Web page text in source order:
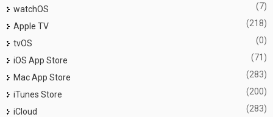
watchOS (7)
Apple TV (218)
tvOS (0)
iOS App Store (71)
Mac App Store (283)
iTunes Store (200)
iCloud (283)